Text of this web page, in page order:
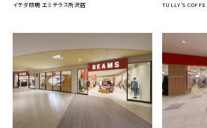
イケダ照明 エミテラス所沢店 TULLY'S